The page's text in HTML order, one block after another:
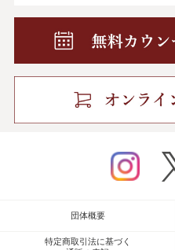
instagram
団体概要
特定商取引法に基づく